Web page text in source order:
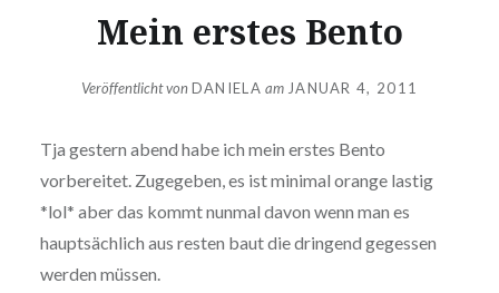
Mein erstes Bento
Veröffentlicht vonDANIELA am JANUAR 4, 2011
Tja gestern abend habe ich mein erstes Bento
vorbereitet. Zugegeben, es ist minimal orange lastig
*lol* aber das kommt nunmal davon wenn man es
hauptsächlich aus resten baut die dringend gegessen
werden müssen.